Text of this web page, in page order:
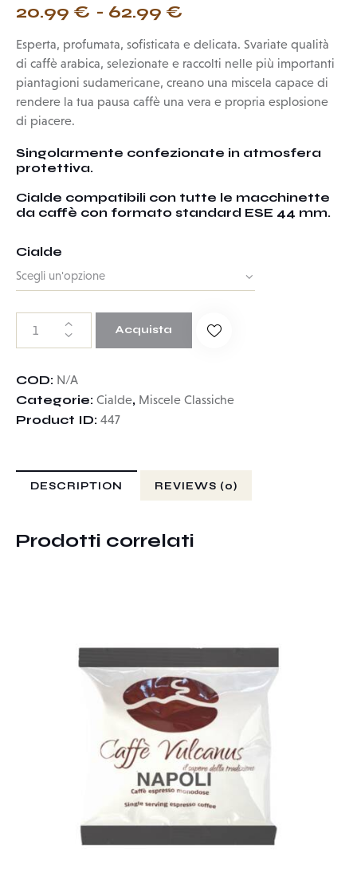
20.99 € - 62.99 €
Esperta, profumata, sofisticata e delicata. Svariate qualità
di caffè arabica, selezionate e raccolti nelle più importanti
piantagioni sudamericane, creano una miscela capace di
rendere la tua pausa caffè una vera e propria esplosione
di piacere.
Singolarmente confezionate in atmosfera
protettiva.
Cialde compatibili con tutte le macchinette
da caffè con formato standard ESE 44 mm.
Cialde
Acquista
COD: N/A
Categorie: Cialde, Miscele Classiche
Product ID: 447
DESCRIPTION REVIEWS (0)
Prodotti correlati